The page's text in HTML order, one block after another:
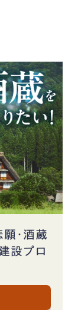
・酒蔵
設プロ